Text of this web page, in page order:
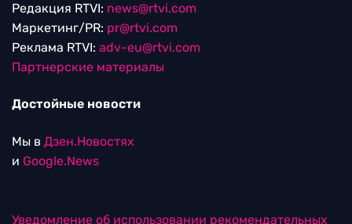
Редакция RTVI: news@rtvi.com
Маркетинг/PR: pr@rtvi.com
Реклама RTVI: adv-eu@rtvi.com
Партнерские материалы
Достойные новости
Мы в Дзен.Новостях
и Google.News
Уведомление об использовании рекомендательных